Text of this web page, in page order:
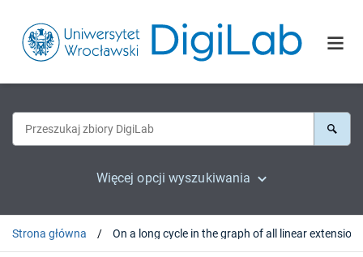
Więcej opcji wyszukiwania
Strona główna